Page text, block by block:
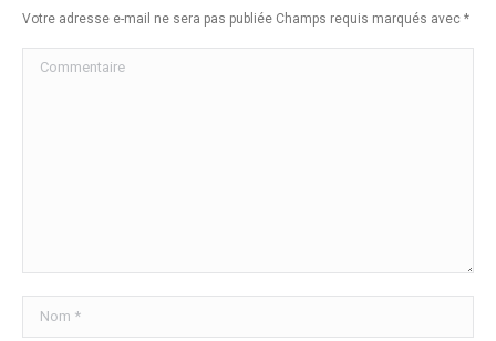
Votre adresse e-mail ne sera pas publiée Champs requis marqués avec *
Commentaire
Nom *